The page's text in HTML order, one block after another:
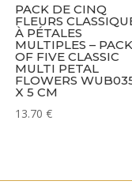
PACK DE CINQ
FLEURS
À PÉTALES
MULTIPLES – PACK
OF FIVE CLASSIC
MULTI PETAL
FLOWERS
X 5 CM
13.70€